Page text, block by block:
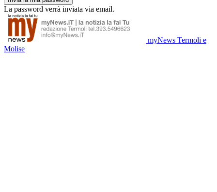
La password verrà inviata via email.
myNews Termoli e
Molise